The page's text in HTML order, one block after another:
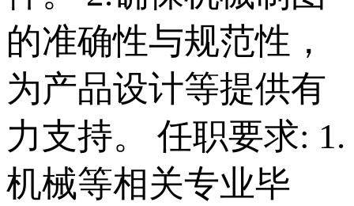
的准确性与规范性，
为产品设计等提供有
力支持。 任职要求: 1.
机械等相关专业毕